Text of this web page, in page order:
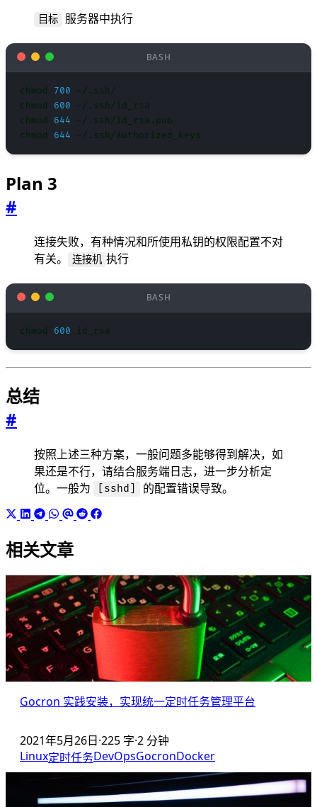
目标 服务器中执行
chmod 700
chmod 600
chmod 644
chmod 644
Plan 3
#
连接失败，有种情况和所使用私钥的权限配置不对
有关。
连接机 执行
chmod 600
总结
#
按照上述三种方案，一般问题多能够得到解决，如
果还是不行，请结合服务端日志，进一步分析定
位。一般为
[sshd] 的配置错误导致。
相关文章
Gocron 实践安装，实现统一定时任务管理平台
2021年5月26日·225 字·2 分钟
Linux定时任务DevOpsGocronDocker